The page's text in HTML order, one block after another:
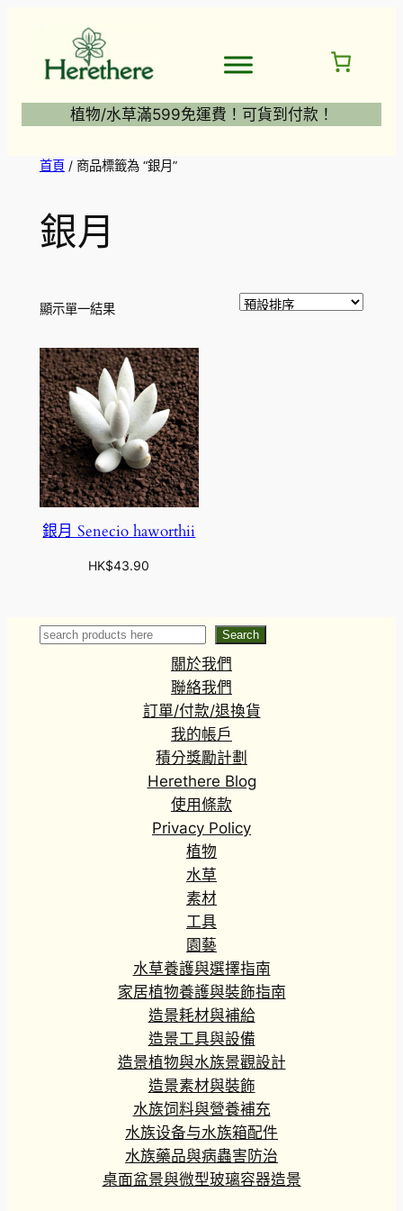
植物/水草滿599免運費！可貨到付款！
首頁/ 商品標籤為 “銀月”
銀月
顯示單一結果
銀月 Senecio haworthii
HK$43.90
Search Search
關於我們
聯絡我們
訂單/付款/退換貨
我的帳戶
積分獎勵計劃
Herethere Blog
使用條款
Privacy Policy
植物
水草
素材
工具
園藝
水草養護與選擇指南
家居植物養護與裝飾指南
造景耗材與補給
造景工具與設備
造景植物與水族景觀設計
造景素材與裝飾
水族饲料與營養補充
水族设备与水族箱配件
水族藥品與病蟲害防治
桌面盆景與微型玻璃容器造景